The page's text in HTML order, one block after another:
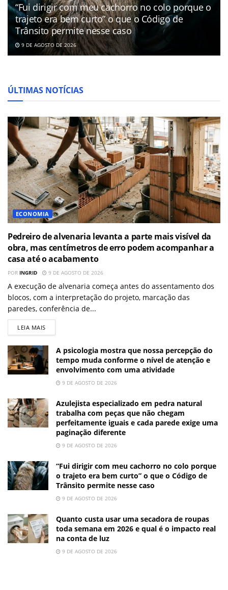
“Fui dirigir com meu cachorro no colo porque o
trajeto era bem curto” o que o Código de
Trânsito permite nesse caso
9 DE AGOSTO DE 2026
ÚLTIMAS NOTÍCIAS
ECONOMIA
Pedreiro de alvenaria levanta a parte mais visível da
obra, mas centímetros de erro podem acompanhar a
casa até o acabamento
POR INGRID 9 DE AGOSTO DE 2026
A execução de alvenaria começa antes do assentamento dos
blocos, com a interpretação do projeto, marcação das
paredes, conferência de...
LEIA MAIS
A psicologia mostra que nossa percepção do
tempo muda conforme o nível de atenção e
envolvimento com uma atividade
9 DE AGOSTO DE 2026
Azulejista especializado em pedra natural
trabalha com peças que não chegam
perfeitamente iguais e cada parede exige uma
paginação diferente
9 DE AGOSTO DE 2026
“Fui dirigir com meu cachorro no colo porque
o trajeto era bem curto” o que o Código de
Trânsito permite nesse caso
9 DE AGOSTO DE 2026
Quanto custa usar uma secadora de roupas
toda semana em 2026 e qual é o impacto real
na conta de luz
9 DE AGOSTO DE 2026